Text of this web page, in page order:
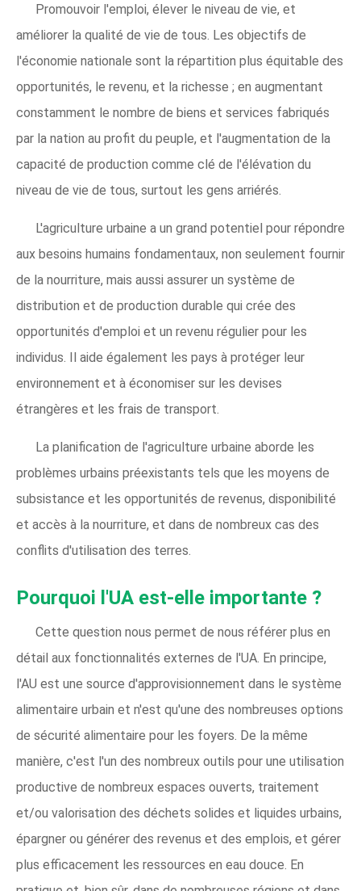
Promouvoir l'emploi, élever le niveau de vie, et
améliorer la qualité de vie de tous. Les objectifs de
l'économie nationale sont la répartition plus équitable des
opportunités, le revenu, et la richesse ; en augmentant
constamment le nombre de biens et services fabriqués
par la nation au profit du peuple, et l'augmentation de la
capacité de production comme clé de l'élévation du
niveau de vie de tous, surtout les gens arriérés.
L'agriculture urbaine a un grand potentiel pour répondre
aux besoins humains fondamentaux, non seulement fournir
de la nourriture, mais aussi assurer un système de
distribution et de production durable qui crée des
opportunités d'emploi et un revenu régulier pour les
individus. Il aide également les pays à protéger leur
environnement et à économiser sur les devises
étrangères et les frais de transport.
La planification de l'agriculture urbaine aborde les
problèmes urbains préexistants tels que les moyens de
subsistance et les opportunités de revenus, disponibilité
et accès à la nourriture, et dans de nombreux cas des
conflits d'utilisation des terres.
Pourquoi l'UA est-elle importante ?
Cette question nous permet de nous référer plus en
détail aux fonctionnalités externes de l'UA. En principe,
l'AU est une source d'approvisionnement dans le système
alimentaire urbain et n'est qu'une des nombreuses options
de sécurité alimentaire pour les foyers. De la même
manière, c'est l'un des nombreux outils pour une utilisation
productive de nombreux espaces ouverts, traitement
et/ou valorisation des déchets solides et liquides urbains,
épargner ou générer des revenus et des emplois, et gérer
plus efficacement les ressources en eau douce. En